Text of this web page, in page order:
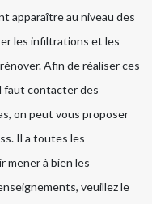
apparaître au niveau des
les infiltrations et les
Afin de réaliser ces
faut contacter des
on peut vous proposer
Il a toutes les
mener à bien les
veuillez le